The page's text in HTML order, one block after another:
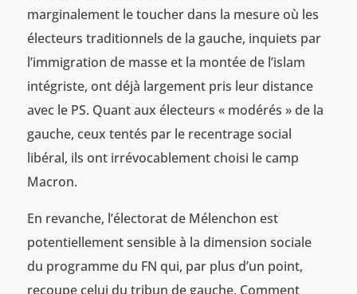
marginalement le toucher dans la mesure où les
électeurs traditionnels de la gauche, inquiets par
l’immigration de masse et la montée de l’islam
intégriste, ont déjà largement pris leur distance
avec le PS. Quant aux électeurs « modérés » de la
gauche, ceux tentés par le recentrage social
libéral, ils ont irrévocablement choisi le camp
Macron.
En revanche, l’électorat de Mélenchon est
potentiellement sensible à la dimension sociale
du programme du FN qui, par plus d’un point,
recoupe celui du tribun de gauche. Comment